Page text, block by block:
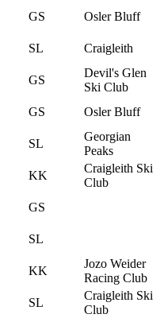
GS Osler Bluff
SL Craigleith
GS
Devil's Glen
Ski Club
GS Osler Bluff
SL
Georgian
Peaks
KK
Craigleith Ski
Club
GS
SL
KK
Jozo Weider
Racing Club
SL
Craigleith Ski
Club